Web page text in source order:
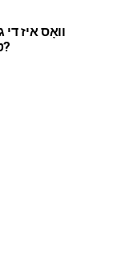
וואָס איז
טעלעפאָנירן - וואָס איז עס?